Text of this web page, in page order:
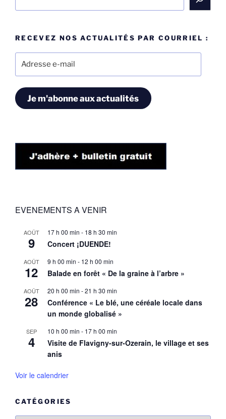
RECEVEZ NOS ACTUALITÉS PAR COURRIEL :
Je m'abonne aux actualités
EVENEMENTS A VENIR
AOÛT
9
17 h 00 min - 18 h 30 min
Concert ¡DUENDE!
AOÛT
12
9 h 00 min - 12 h 00 min
Balade en forêt « De la graine à l’arbre »
AOÛT
28
20 h 00 min -21 h 30 min
Conférence « Le blé, une céréale locale dans
un monde globalisé »
SEP
4
10 h 00 min - 17 h 00 min
Visite de Flavigny-sur-Ozerain, le village et ses
anis
Voir le calendrier
CATÉGORIES